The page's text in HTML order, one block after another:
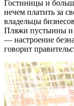
Гостиницы и
нечем платить за
владельцы
Пляжи пустынны и
— настроение
говорит